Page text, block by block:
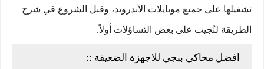
تشغيلها على جميع موبايلات الأندرويد، وقبل الشروع في شرح
الطريقة لنُجيب على بعض التساؤلات أولاً.
افضل محاكي ببجي للاجهزة الضعيفة ::